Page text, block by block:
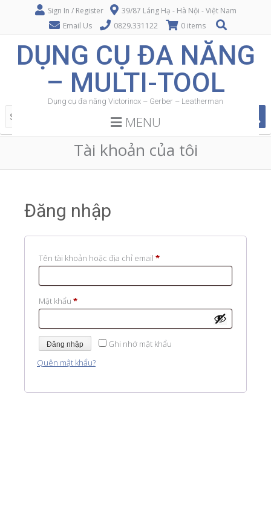
Sign In / Register
39/87 Láng Hạ - Hà Nội - Việt Nam
Email Us
0829.331122 0 items
DỤNG CỤ ĐA NĂNG
– MULTI-TOOL
Dụng cụ đa năng Victorinox – Gerber – Leatherman
MENU
Tài khoản của tôi
Đăng nhập
Tên tài khoản hoặc địa chỉ email *Bắt
Mật khẩu *Bắt
Ghi nhớ mật khẩu
Đăng nhập
Quên mật khẩu?